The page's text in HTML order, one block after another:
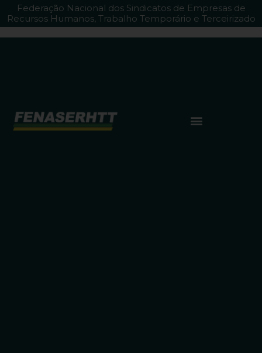
Federação Nacional dos Sindicatos de Empresas de
Recursos Humanos, Trabalho Temporário e Terceirizado